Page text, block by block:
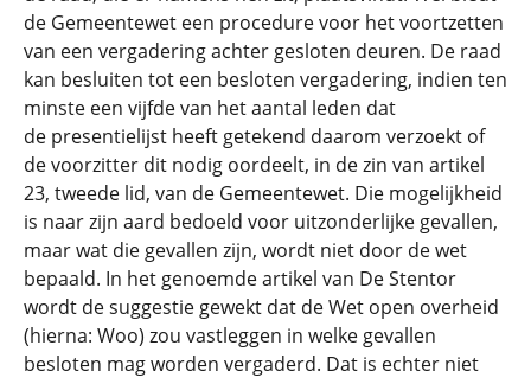
de Gemeentewet een procedure voor het voortzetten
van een vergadering achter gesloten deuren. De raad
kan besluiten tot een besloten vergadering, indien ten
minste een vijfde van het aantal leden dat
de presentielijst heeft getekend daarom verzoekt of
de voorzitter dit nodig oordeelt, in de zin van artikel
23, tweede lid, van de Gemeentewet. Die mogelijkheid
is naar zijn aard bedoeld voor uitzonderlijke gevallen,
maar wat die gevallen zijn, wordt niet door de wet
bepaald. In het genoemde artikel van De Stentor
wordt de suggestie gewekt dat de Wet open overheid
(hierna: Woo) zou vastleggen in welke gevallen
besloten mag worden vergaderd. Dat is echter niet